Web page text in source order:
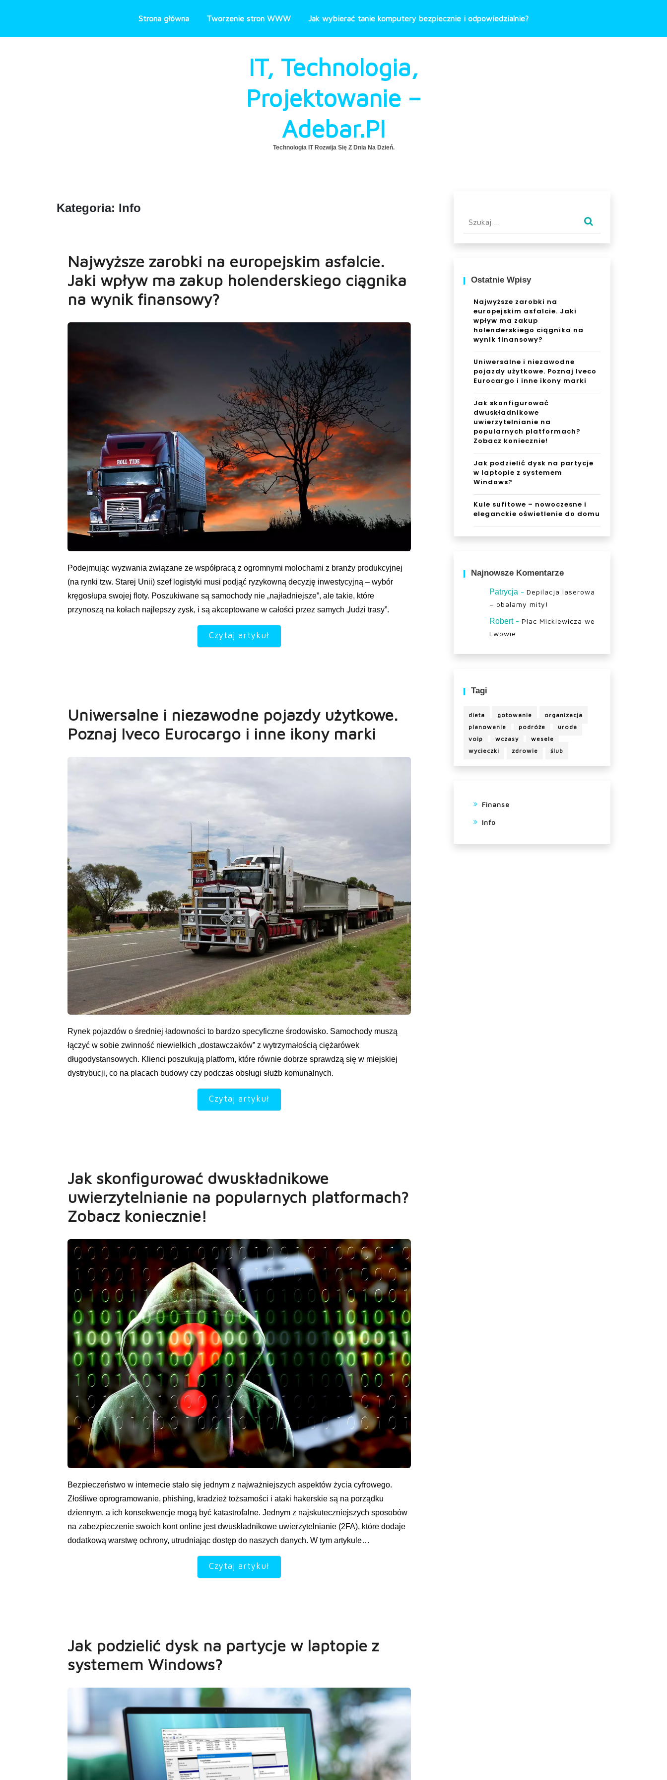
Strona główna Tworzenie stron WWW Jak wybierać tanie komputery bezpiecznie i odpowiedzialnie?
IT, Technologia,
Projektowanie –
Adebar.pl
Technologia IT Rozwija Się Z Dnia Na Dzień.
Kategoria: Info
Najwyższe zarobki na europejskim asfalcie.
Jaki wpływ ma zakup holenderskiego ciągnika
na wynik finansowy?
Podejmując wyzwania związane ze współpracą z ogromnymi molochami z branży produkcyjnej
(na rynki tzw. Starej Unii) szef logistyki musi podjąć ryzykowną decyzję inwestycyjną – wybór
kręgosłupa swojej floty. Poszukiwane są samochody nie „najładniejsze”, ale takie, które
przynoszą na kołach najlepszy zysk, i są akceptowane w całości przez samych „ludzi trasy”.
Czytaj artykuł
Uniwersalne i niezawodne pojazdy użytkowe.
Poznaj Iveco Eurocargo i inne ikony marki
Rynek pojazdów o średniej ładowności to bardzo specyficzne środowisko. Samochody muszą
łączyć w sobie zwinność niewielkich „dostawczaków” z wytrzymałością ciężarówek
długodystansowych. Klienci poszukują platform, które równie dobrze sprawdzą się w miejskiej
dystrybucji, co na placach budowy czy podczas obsługi służb komunalnych.
Czytaj artykuł
Jak skonfigurować dwuskładnikowe
uwierzytelnianie na popularnych platformach?
Zobacz koniecznie!
Bezpieczeństwo w internecie stało się jednym z najważniejszych aspektów życia cyfrowego.
Złośliwe oprogramowanie, phishing, kradzież tożsamości i ataki hakerskie są na porządku
dziennym, a ich konsekwencje mogą być katastrofalne. Jednym z najskuteczniejszych sposobów
na zabezpieczenie swoich kont online jest dwuskładnikowe uwierzytelnianie (2FA), które dodaje
dodatkową warstwę ochrony, utrudniając dostęp do naszych danych. W tym artykule…
Czytaj artykuł
Jak podzielić dysk na partycje w laptopie z
systemem Windows?
Ostatnie Wpisy
Najwyższe zarobki na
europejskim asfalcie. Jaki
wpływ ma zakup
holenderskiego ciągnika na
wynik finansowy?
Uniwersalne i niezawodne
pojazdy użytkowe. Poznaj Iveco
Eurocargo i inne ikony marki
Jak skonfigurować
dwuskładnikowe
uwierzytelnianie na
popularnych platformach?
Zobacz koniecznie!
Jak podzielić dysk na partycje
w laptopie z systemem
Windows?
Kule sufitowe – nowoczesne i
eleganckie oświetlenie do domu
Najnowsze Komentarze
Patrycja - Depilacja laserowa
– obalamy mity!
Robert- Plac Mickiewicza we
Lwowie
Tagi
dieta gotowanie
organizacja
planowanie
podróże
uroda
voip
wczasy
wesele
wycieczki
zdrowie ślub
Finanse
Info